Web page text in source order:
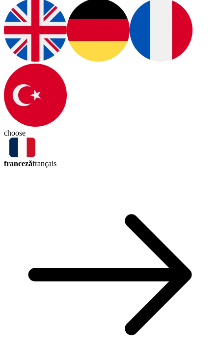
choose
francezăfrançais